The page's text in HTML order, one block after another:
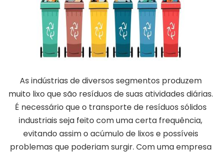
As indústrias de diversos segmentos produzem
muito lixo que são resíduos de suas atividades diárias.
É necessário que o transporte de resíduos sólidos
industriais seja feito com uma certa frequência,
evitando assim o acúmulo de lixos e possíveis
problemas que poderiam surgir. Com uma empresa